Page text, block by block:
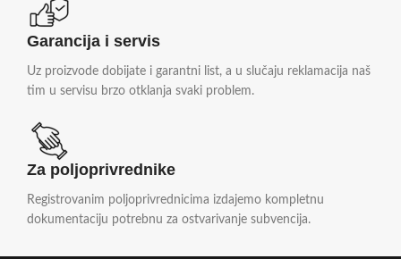
Garancija i servis
Uz proizvode dobijate i garantni list, a u slučaju reklamacija naš
tim u servisu brzo otklanja svaki problem.
Za poljoprivrednike
Registrovanim poljoprivrednicima izdajemo kompletnu
dokumentaciju potrebnu za ostvarivanje subvencija.